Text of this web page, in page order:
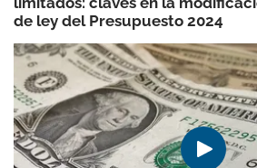
de ley del Presupuesto 2024